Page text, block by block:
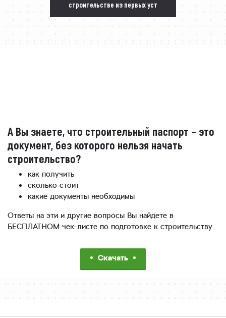
строительстве из первых уст
А Вы знаете, что строительный паспорт – это
документ, без которого нельзя начать
строительство?
как получить
сколько стоит
какие документы необходимы
Ответы на эти и другие вопросы Вы найдете в
БЕСПЛАТНОМ чек-листе по подготовке к строительству
Скачать